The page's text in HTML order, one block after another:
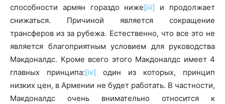
способности армян гораздо ниже[iii] и продолжает
снижаться. Причиной является сокращение
трансферов из за рубежа. Естественно, что все это не
является благоприятным условием для руководства
Макдоналдс. Кроме всего этого Макдоналдс имеет 4
главных принципа:[iv] один из которых, принцип
низких цен, в Армении не будет работать. В частности,
Макдоналдс очень внимательно относится к